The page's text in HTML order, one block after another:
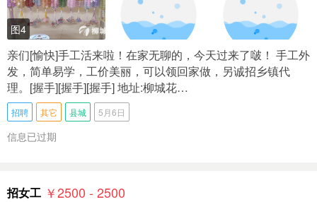
图4
亲们[愉快]手工活来啦！在家无聊的，今天过来了啵！ 手工外
发，简单易学，工价美丽，可以领回家做，另诚招乡镇代
理。[握手][握手][握手] 地址:柳城花…
招聘 其它 县城 5月6日
信息已过期
招女工 ￥2500 - 2500